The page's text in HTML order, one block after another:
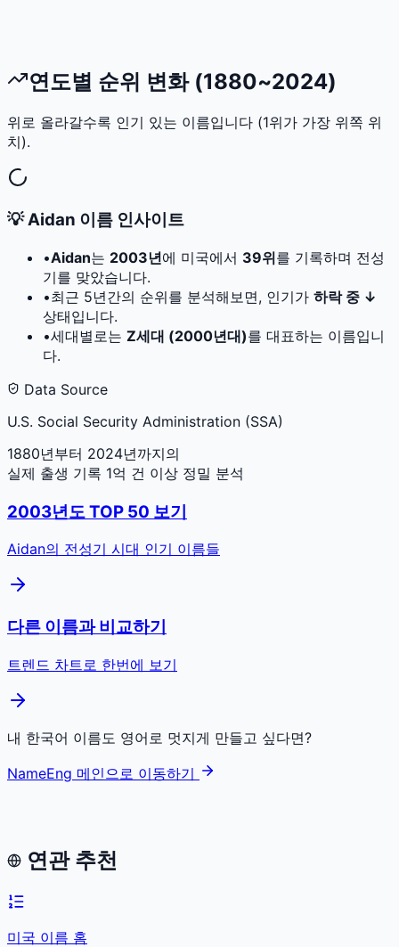
연도별 순위 변화 (1880~2024)
위로 올라갈수록 인기 있는 이름입니다 (1위가 가장 위쪽 위
치).
💡Aidan 이름 인사이트
•Aidan는 2003년에 미국에서 39위를 기록하며 전성
기를 맞았습니다.
•최근 5년간의 순위를 분석해보면, 인기가 하락 중 ↓
상태입니다.
•세대별로는 Z세대 (2000년대)를 대표하는 이름입니
다.
Data Source
U.S. Social Security Administration (SSA)
1880년부터 2024년까지의
실제 출생 기록 1억 건 이상 정밀 분석
2003년도 TOP 50 보기
Aidan의 전성기 시대 인기 이름들
다른 이름과 비교하기
트렌드 차트로 한번에 보기
내 한국어 이름도 영어로 멋지게 만들고 싶다면?
NameEng 메인으로 이동하기
연관 추천
미국 이름 홈